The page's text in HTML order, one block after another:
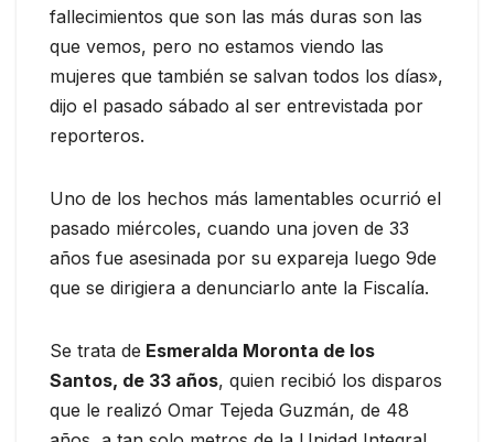
fallecimientos que son las más duras son las
que vemos, pero no estamos viendo las
mujeres que también se salvan todos los días»,
dijo el pasado sábado al ser entrevistada por
reporteros.
Uno de los hechos más lamentables ocurrió el
pasado miércoles, cuando una joven de 33
años fue asesinada por su expareja luego 9de
que se dirigiera a denunciarlo ante la Fiscalía.
Se trata de Esmeralda Moronta de los
Santos, de 33 años, quien recibió los disparos
que le realizó Omar Tejeda Guzmán, de 48